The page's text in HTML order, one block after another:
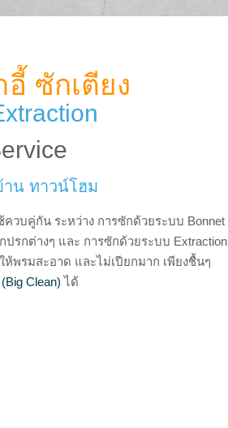
ซักเตียง
น ทาวน์โฮม
วบคู่กัน ระหว่าง การซักด้วยระบบ Bonnet
รกต่างๆ และ การซักด้วยระบบ Extraction
พรมสะอาด และไม่เปียกมาก เพียงชื้นๆ
Clean) ได้